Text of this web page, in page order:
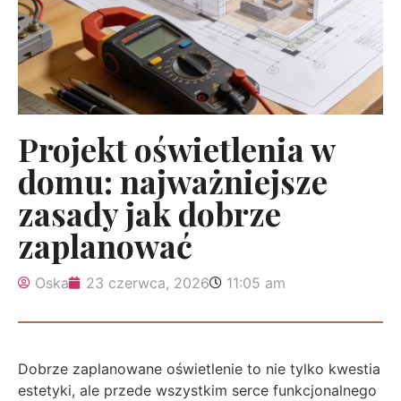
Projekt oświetlenia w
domu: najważniejsze
zasady jak dobrze
zaplanować
Oska 23 czerwca, 2026 11:05 am
Dobrze zaplanowane oświetlenie to nie tylko kwestia
estetyki, ale przede wszystkim serce funkcjonalnego